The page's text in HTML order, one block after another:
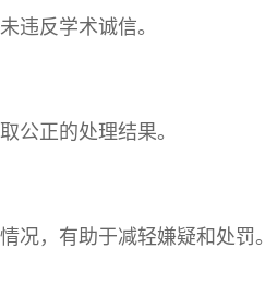
违反学术诚信。
公正的处理结果。
况，有助于减轻嫌疑和处罚。